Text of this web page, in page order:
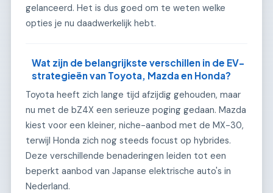
gelanceerd. Het is dus goed om te weten welke
opties je nu daadwerkelijk hebt.
Wat zijn de belangrijkste verschillen in de EV-
strategieën van Toyota, Mazda en Honda?
Toyota heeft zich lange tijd afzijdig gehouden, maar
nu met de bZ4X een serieuze poging gedaan. Mazda
kiest voor een kleiner, niche-aanbod met de MX-30,
terwijl Honda zich nog steeds focust op hybrides.
Deze verschillende benaderingen leiden tot een
beperkt aanbod van Japanse elektrische auto's in
Nederland.